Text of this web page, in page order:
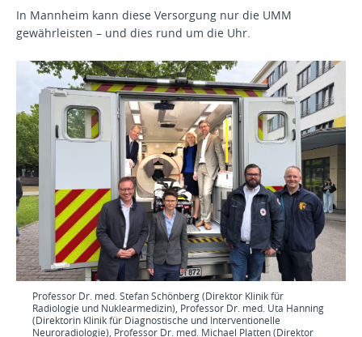
In Mannheim kann diese Versorgung nur die UMM
gewährleisten – und dies rund um die Uhr.
Professor Dr. med. Stefan Schönberg (Direktor Klinik für
Radiologie und Nuklearmedizin), Professor Dr. med. Uta Hanning
(Direktorin Klinik für Diagnostische und Interventionelle
Neuroradiologie), Professor Dr. med. Michael Platten (Direktor